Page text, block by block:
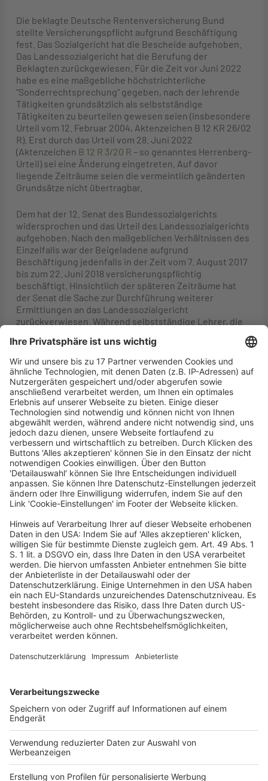
Die beklagte Deutsche Rentenversicherung Bund
stellte Versicherungspflicht aufgrund Beschäftigung
fest. Das Sozialgericht hat die Bescheide aufgehoben.
Das Landessozialgericht hat die Berufung der
Beklagten zurückgewiesen. Für die Zeit vor Juni 2022
habe es eine maßgebliche höchstrichterliche
“Sonderrechtsprechung“ gegeben, nach der lehrende
Tätigkeiten grundsätzlich als selbstständige
Tätigkeiten zu beurteilen gewesen seien (insbesondere
Urteil vom 12. Februar 2004, Aktenzeichen B 12 KR 26/02
R). Erst durch das Urteil vom 28. Juni 2022
(Aktenzeichen B 12 R 3/20 R – so genanntes Herrenberg-
Urteil) sei eine Änderung eingetreten. Auf davor
liegende Zeiträume seien die vermeintlich geänderten
Grundsätze nicht übertragbar.
Dem hat der 12. Senat des Bundessozialgerichts
widersprochen und das Urteil des Landessozialgerichts
aufgehoben. Nach den maßgeblichen Verhältnissen des
Einzelfalls war der Beigeladene aufgrund
Beschäftigung jedenfalls in der Zeit vom 7. August 2017
bis zum 22. Juni 2018 versicherungspflichtig
beschäftigt. Hinsichtlich der späteren Zeiträume hat
der Senat die Sache zur Durchführung weiterer
Ermittlungen an das Landessozialgericht
zurückverwiesen. Während selbstständige Lehrer, die
Beiträge selbst tragen müssen, werden die Beiträge im
Fall der Beschäftigung von den Versicherten und den
Arbeitgebern grundsätzlich zur Hälfte getragen.
Auch wenn die Klägerin geltend macht, durch die
Beitragszahlung für vergangene Zeiträume
gegebenenfalls unzumutbar zusätzlich belastet zu
werden, vermag allein dies einen Vertrauensschutz
nicht zu begründen. Eine gefestigte und langjährige
Rechtsprechung, wonach eine lehrende Tätigkeit –
insbesondere als Dozent an einer Volkshochschule – bei
entsprechender Vereinbarung stets als selbstständig
anzusehen wäre, existiert nicht. Daher kann sich die
Volkshochschule auch nicht auf den Fortbestand einer
über das Vorliegen sozialversicherungspflichtiger
Beschäftigungen beruhen stets auf einer
Einzelfallbeurteilung.
Hinweise zur Rechtslage:
§ 7 Absatz1 SGB IV Beschäftigung
1Beschäftigung ist die nichtselbständige Arbeit,
insbesondere in einem
Arbeitsverhältnis. Anhaltspunkte für eine
Weisungsgebers.
§ 2 SGB VI Selbständig Tätige
Versicherungspflichtig sind selbständig tätige
1. Lehrer und Erzieher, die im Zusammenhang mit ihrer
selbständigen Tätigkeit regelmäßig keinen
versicherungspflichtigen Arbeitnehmer beschäftigen,